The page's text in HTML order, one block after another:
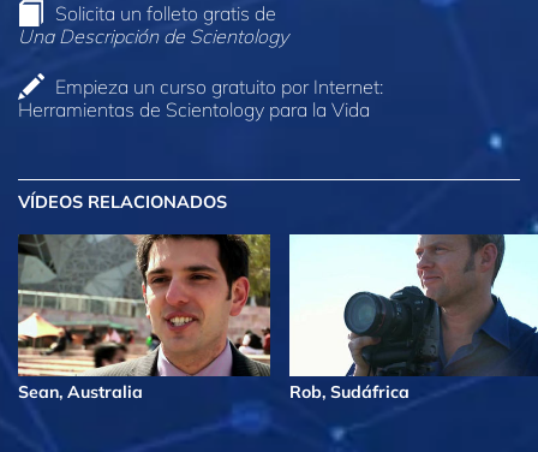
Solicita un folleto gratis de
Una Descripción de Scientology
Empieza un curso gratuito por Internet:
Herramientas de Scientology para la Vida
VÍDEOS RELACIONADOS
Sean, Australia Rob, Sudáfrica